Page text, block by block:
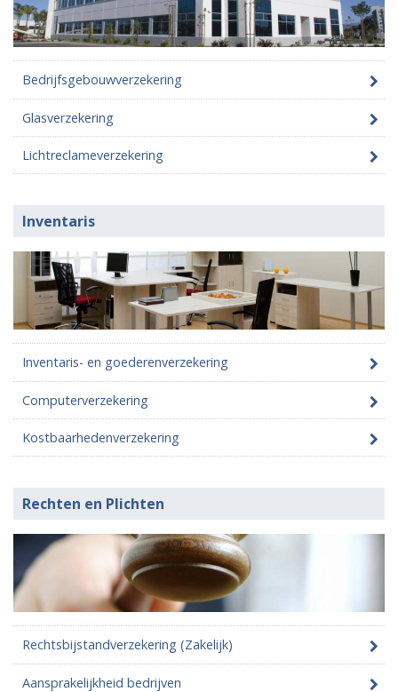
Bedrijfsgebouwverzekering
Glasverzekering
Lichtreclameverzekering
Inventaris
Inventaris- en goederenverzekering
Computerverzekering
Kostbaarhedenverzekering
Rechten en Plichten
Rechtsbijstandverzekering (Zakelijk)
Aansprakelijkheid bedrijven